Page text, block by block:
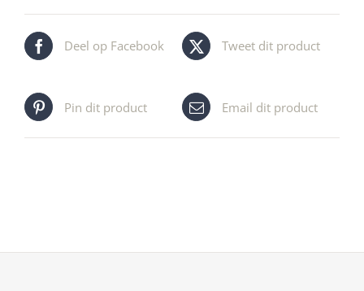
Deel op Facebook Tweet dit product
Pin dit product Email dit product